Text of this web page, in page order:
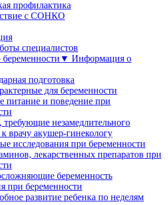
профилактика
с СОНКО
Информация о
подготовка
для беременности
питание и поведение при
незамедлительного
врачу акушер-гинекологу
исследования при беременности
лекарственных препаратов при
беременность
при беременности
развитие ребенка по неделям